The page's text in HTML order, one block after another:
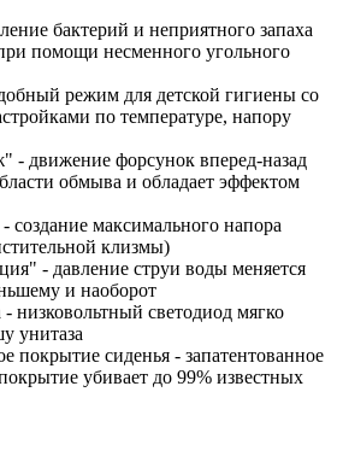
бактерий и неприятного запаха
помощи несменного угольного
режим для детской гигиены со
по температуре, напору
- движение форсунок вперед-назад
обмыва и обладает эффектом
максимального напора
клизмы)
- давление струи воды меняется
и наоборот
- низковольтный светодиод мягко
унитаза
покрытие сиденья - запатентованное
убивает до 99% известных